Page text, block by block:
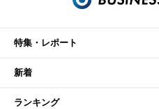
特集・レポート
新着
ランキング